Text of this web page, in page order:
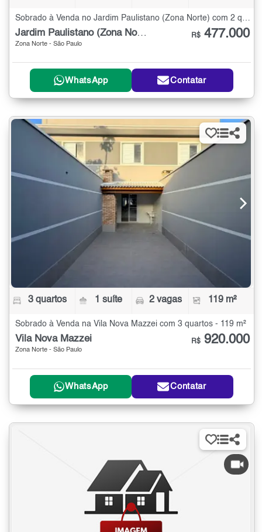
Sobrado à Venda no Jardim Paulistano (Zona Norte) com 2 quartos
Jardim Paulistano (Zona Norte)
Zona Norte - São Paulo
R$ 477.000
WhatsApp Contatar
3 quartos 1 suíte 2 vagas 119 m²
Sobrado à Venda na Vila Nova Mazzei com 3 quartos - 119 m²
Vila Nova Mazzei
Zona Norte - São Paulo
R$ 920.000
WhatsApp Contatar